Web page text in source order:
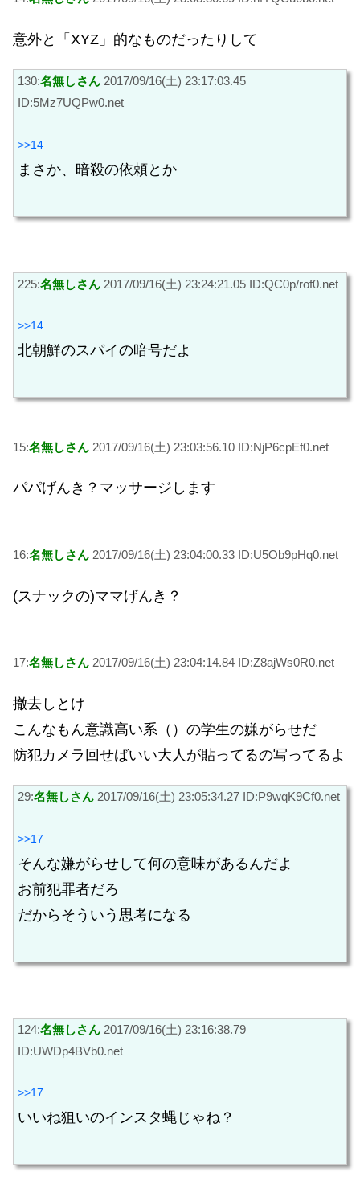
意外と「XYZ」的なものだったりして
130:名無しさん 2017/09/16(土) 23:17:03.45
ID:5Mz7UQPw0.net
>>14
まさか、暗殺の依頼とか
225:名無しさん 2017/09/16(土) 23:24:21.05 ID:QC0p/rof0.net
>>14
北朝鮮のスパイの暗号だよ
15:名無しさん 2017/09/16(土) 23:03:56.10 ID:NjP6cpEf0.net
パパげんき？マッサージします
16:名無しさん 2017/09/16(土) 23:04:00.33 ID:U5Ob9pHq0.net
(スナックの)ママげんき？
17:名無しさん 2017/09/16(土) 23:04:14.84 ID:Z8ajWs0R0.net
撤去しとけ
こんなもん意識高い系（）の学生の嫌がらせだ
防犯カメラ回せばいい大人が貼ってるの写ってるよ
29:名無しさん 2017/09/16(土) 23:05:34.27 ID:P9wqK9Cf0.net
>>17
そんな嫌がらせして何の意味があるんだよ
お前犯罪者だろ
だからそういう思考になる
124:名無しさん 2017/09/16(土) 23:16:38.79
ID:UWDp4BVb0.net
>>17
いいね狙いのインスタ蝿じゃね？